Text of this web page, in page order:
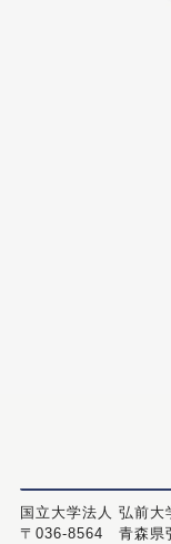
国立大学法人 弘前
〒036-8564 青森県